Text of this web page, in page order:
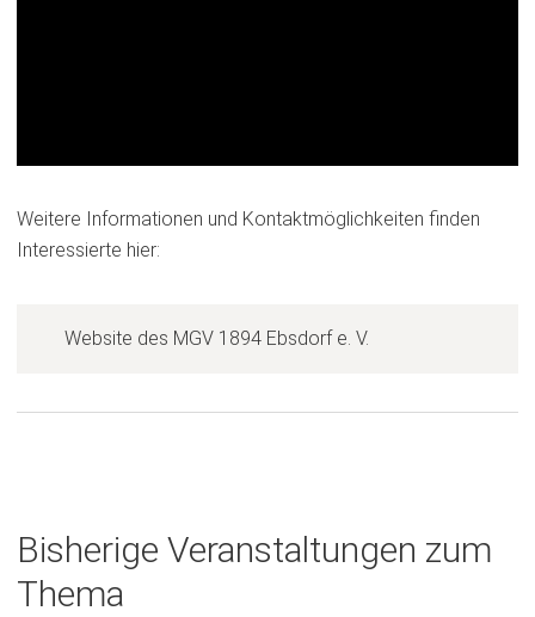
Weitere Informationen und Kontaktmöglichkeiten finden
Interessierte hier:
Website des MGV 1894 Ebsdorf e. V.
i
n
Bisherige Veranstaltungen zum
Thema